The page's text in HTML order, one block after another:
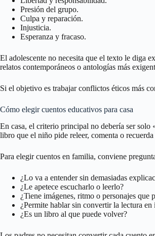
Presión del grupo.
Culpa y reparación.
Injusticia.
Esperanza y fracaso.
El adolescente no necesita que el texto le diga
relatos contemporáneos o antologías más
Si el objetivo es trabajar conflictos éticos más
Cómo elegir cuentos educativos para casa
En casa, el criterio principal no debería ser
libro que el niño pide releer, comenta o
Para elegir cuentos en familia, conviene
¿Lo va a entender sin demasiadas
¿Le apetece escucharlo o leerlo?
¿Tiene imágenes, ritmo o personajes que
¿Permite hablar sin convertir la lectura en
¿Es un libro al que puede volver?